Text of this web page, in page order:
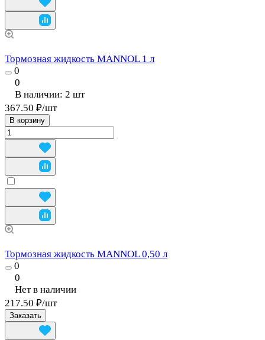
Тормозная жидкость MANNOL 1 л
0
0
В наличии: 2 шт
367.50 ₽/шт
В корзину
Тормозная жидкость MANNOL 0,50 л
0
0
Нет в наличии
217.50 ₽/шт
Заказать